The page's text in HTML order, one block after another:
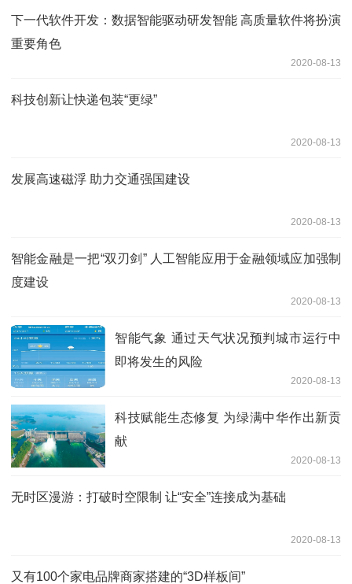
下一代软件开发：数据智能驱动研发智能 高质量软件将扮演
重要角色
2020-08-13
科技创新让快递包装“更绿”
2020-08-13
发展高速磁浮 助力交通强国建设
2020-08-13
智能金融是一把“双刃剑” 人工智能应用于金融领域应加强制
度建设
2020-08-13
智能气象 通过天气状况预判城市运行中
即将发生的风险
2020-08-13
科技赋能生态修复 为绿满中华作出新贡
献
2020-08-13
无时区漫游：打破时空限制 让“安全”连接成为基础
2020-08-13
又有100个家电品牌商家搭建的“3D样板间”